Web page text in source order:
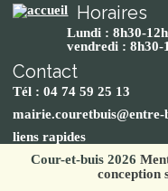
Horaires
Lundi : 8h30-
vendredi : 8h30-
Contact
Tél : 04 74 59 25 13
liens rapides
Cour-et-buis 2026
conception